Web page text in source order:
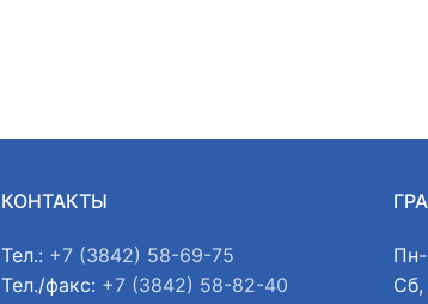
КОНТАКТЫ
Тел.: +7 (3842) 58-69-75
Тел./факс: +7 (3842) 58-82-40
Сб,